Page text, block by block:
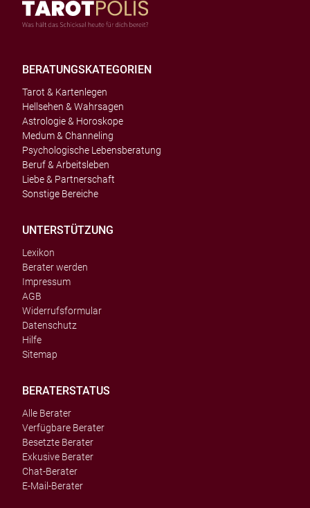
BERATUNGSKATEGORIEN
Tarot & Kartenlegen
Hellsehen & Wahrsagen
Astrologie & Horoskope
Medum & Channeling
Psychologische Lebensberatung
Beruf & Arbeitsleben
Liebe & Partnerschaft
Sonstige Bereiche
UNTERSTÜTZUNG
Lexikon
Berater werden
Impressum
AGB
Widerrufsformular
Datenschutz
Hilfe
Sitemap
BERATERSTATUS
Alle Berater
Verfügbare Berater
Besetzte Berater
Exkusive Berater
Chat-Berater
E-Mail-Berater